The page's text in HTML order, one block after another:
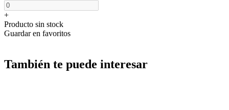
+
Producto sin stock
Guardar en favoritos
También te puede interesar